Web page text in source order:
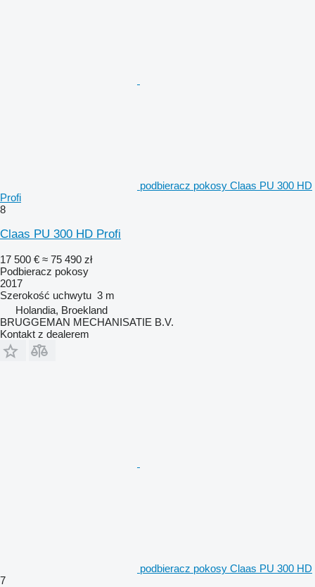
podbieracz pokosy Claas PU 300 HD
Profi
8
Claas PU 300 HD Profi
17 500 € ≈ 75 490 zł
Podbieracz pokosy
2017
Szerokość uchwytu 3 m
Holandia, Broekland
BRUGGEMAN MECHANISATIE B.V.
Kontakt z dealerem
podbieracz pokosy Claas PU 300 HD
7